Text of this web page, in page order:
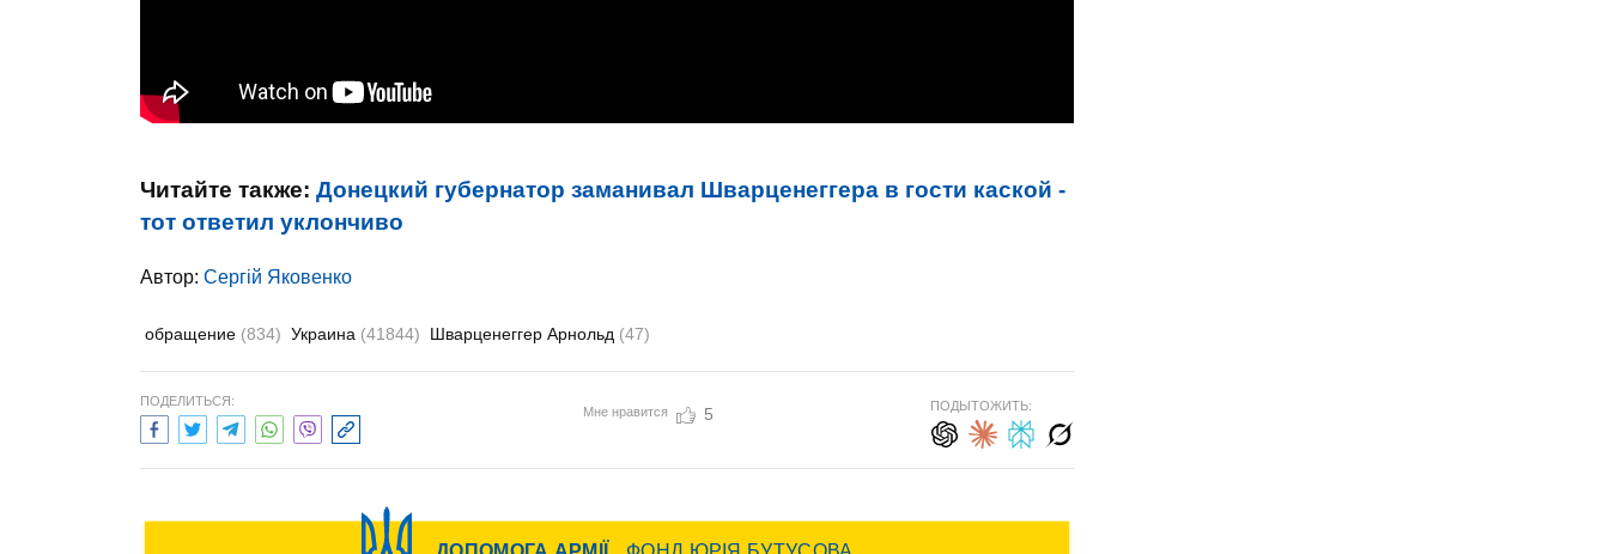
Читайте также: Донецкий губернатор заманивал Шварценеггера в гости каской -
тот ответил уклончиво
Автор: Сергій Яковенко
обращение (834) Украина (41844) Шварценеггер Арнольд (47)
ПОДЕЛИТЬСЯ:
Мне нравится 5 ПОДЫТОЖИТЬ: